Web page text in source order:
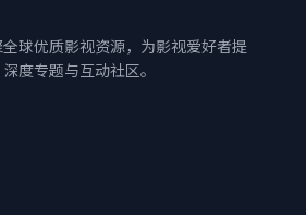
球优质影视资源，为影视爱好者提
度专题与互动社区。